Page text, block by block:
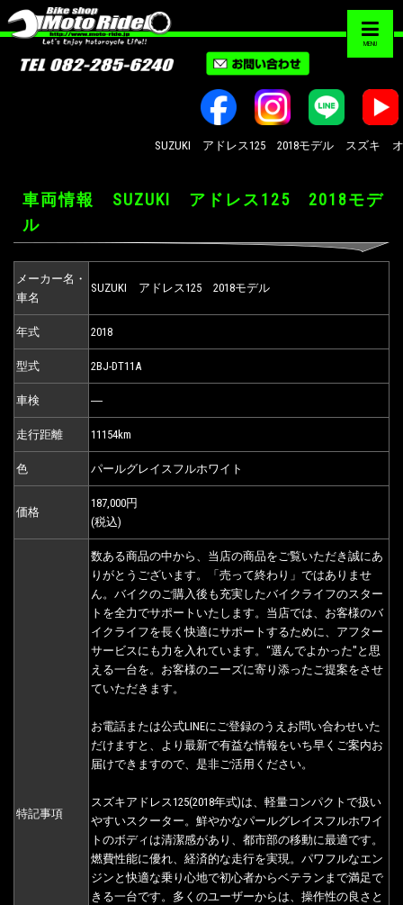
MENU
SUZUKI アドレス125 2018モデル スズキ オー
車両情報 SUZUKI アドレス125 2018モデ
ル
メーカー名・
車名
SUZUKI アドレス125 2018モデル
年式 2018
型式 2BJ-DT11A
車検 ―
走行距離 11154km
色 パールグレイスフルホワイト
価格
187,000円
(税込)
特記事項
数ある商品の中から、当店の商品をご覧いただき誠にあ
りがとうございます。「売って終わり」ではありませ
ん。バイクのご購入後も充実したバイクライフのスター
トを全力でサポートいたします。当店では、お客様のバ
イクライフを長く快適にサポートするために、アフター
サービスにも力を入れています。“選んでよかった"と思
える一台を。お客様のニーズに寄り添ったご提案をさせ
ていただきます。
お電話または公式LINEにご登録のうえお問い合わせいた
だけますと、より最新で有益な情報をいち早くご案内お
届けできますので、是非ご活用ください。
スズキアドレス125(2018年式)は、軽量コンパクトで扱い
やすいスクーター。鮮やかなパールグレイスフルホワイ
トのボディは清潔感があり、都市部の移動に最適です。
燃費性能に優れ、経済的な走行を実現。パワフルなエン
ジンと快適な乗り心地で初心者からベテランまで満足で
きる一台です。多くのユーザーからは、操作性の良さと